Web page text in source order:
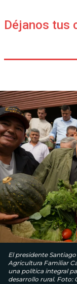
Déjanos tus
El presidente
Agricultura Familiar
una política integral
desarrollo rural. Foto: